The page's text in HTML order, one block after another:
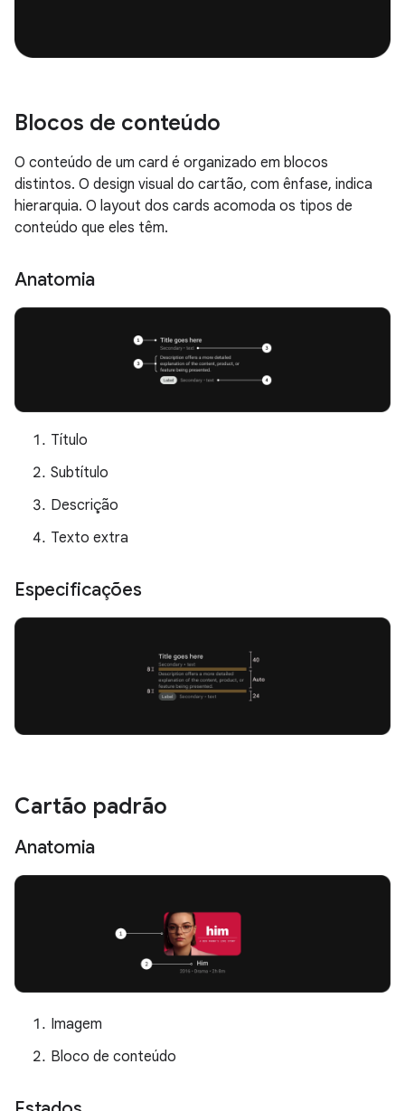
Blocos de conteúdo
O conteúdo de um card é organizado em blocos
distintos. O design visual do cartão, com ênfase, indica
hierarquia. O layout dos cards acomoda os tipos de
conteúdo que eles têm.
Anatomia
Título
Subtítulo
Descrição
Texto extra
Especificações
Cartão padrão
Anatomia
Imagem
Bloco de conteúdo